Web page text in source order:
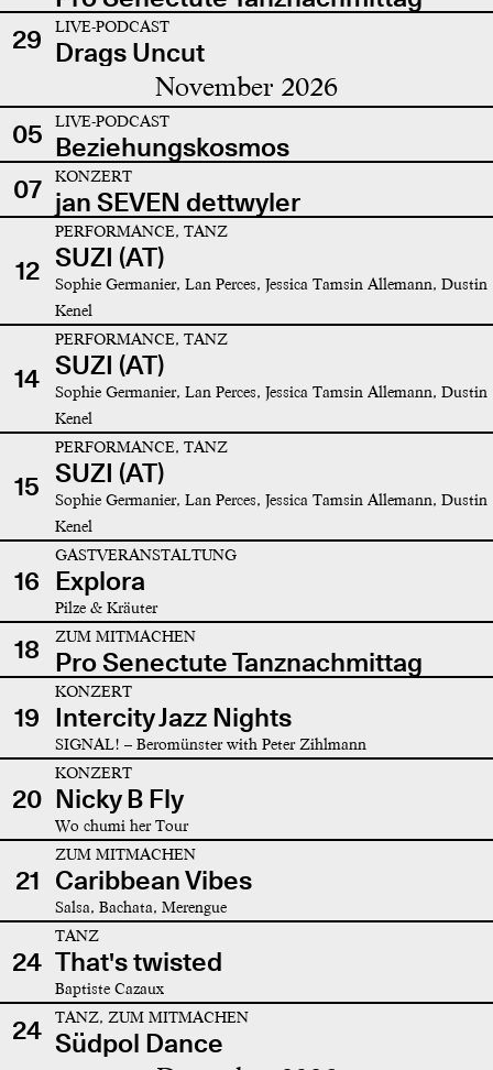
29
LIVE-PODCAST
Drags Uncut
November 2026
05 LIVE-PODCAST
Beziehungskosmos
07
KONZERT
jan SEVEN dettwyler
12
PERFORMANCE, TANZ
SUZI (AT)
Sophie Germanier, Lan Perces, Jessica Tamsin Allemann, Dustin
Kenel
14
PERFORMANCE, TANZ
SUZI (AT)
Sophie Germanier, Lan Perces, Jessica Tamsin Allemann, Dustin
Kenel
15
PERFORMANCE, TANZ
SUZI (AT)
Sophie Germanier, Lan Perces, Jessica Tamsin Allemann, Dustin
Kenel
16
GASTVERANSTALTUNG
Explora
Pilze & Kräuter
18 ZUM MITMACHEN
Pro Senectute Tanznachmittag
19
KONZERT
Intercity Jazz Nights
SIGNAL! – Beromünster with Peter Zihlmann
20
KONZERT
Nicky B Fly
Wo chumi her Tour
21
ZUM MITMACHEN
Caribbean Vibes
Salsa, Bachata, Merengue
24
TANZ
That's twisted
Baptiste Cazaux
24 TANZ, ZUM MITMACHEN
Südpol Dance